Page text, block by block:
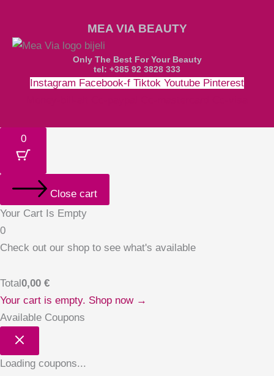
MEA VIA BEAUTY
Only The Best For Your Beauty
tel: +385 92 3828 333
Instagram Facebook-f Tiktok Youtube Pinterest
0
Close cart
Your Cart Is Empty
0
Check out our shop to see what's available
Total0,00 €
Your cart is empty. Shop now →
Available Coupons
Loading coupons...